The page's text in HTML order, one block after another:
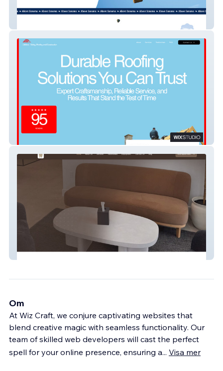
West 56th Dental | West Valley, Utah
Om
At Wiz Craft, we conjure captivating websites that
blend creative magic with seamless functionality. Our
team of skilled web developers will cast the perfect
spell for your online presence, ensuring a... Visa mer